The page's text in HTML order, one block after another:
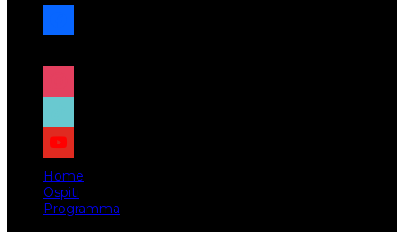
facebook
x
instagram
tiktok
youtube
Home
Ospiti
Programma